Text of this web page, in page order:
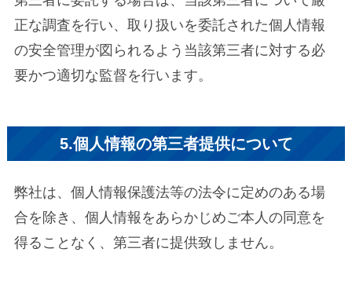
正な調査を行い、取り扱いを委託された個人情報
の安全管理が図られるよう当該第三者に対する必
要かつ適切な監督を行います。
5.個人情報の第三者提供について
弊社は、個人情報保護法等の法令に定めのある場
合を除き、個人情報をあらかじめご本人の同意を
得ることなく、第三者に提供致しません。